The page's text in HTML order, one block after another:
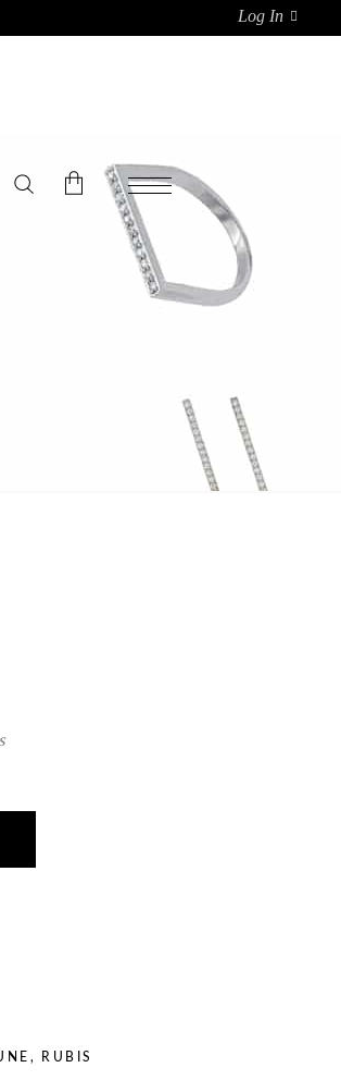
Log In
, RUBIS